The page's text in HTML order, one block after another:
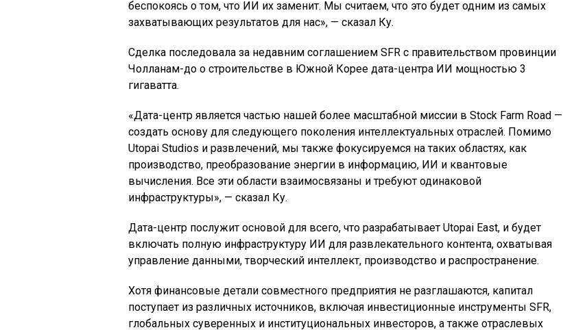
беспокоясь о том, что ИИ их заменит. Мы считаем, что это будет одним из самых
захватывающих результатов для нас», — сказал Ку.
Сделка последовала за недавним соглашением SFR с правительством провинции
Чолланам-до о строительстве в Южной Корее дата-центра ИИ мощностью 3
гигаватта.
«Дата-центр является частью нашей более масштабной миссии в Stock Farm Road —
создать основу для следующего поколения интеллектуальных отраслей. Помимо
Utopai Studios и развлечений, мы также фокусируемся на таких областях, как
производство, преобразование энергии в информацию, ИИ и квантовые
вычисления. Все эти области взаимосвязаны и требуют одинаковой
инфраструктуры», — сказал Ку.
Дата-центр послужит основой для всего, что разрабатывает Utopai East, и будет
включать полную инфраструктуру ИИ для развлекательного контента, охватывая
управление данными, творческий интеллект, производство и распространение.
Хотя финансовые детали совместного предприятия не разглашаются, капитал
поступает из различных источников, включая инвестиционные инструменты SFR,
глобальных суверенных и институциональных инвесторов, а также отраслевых